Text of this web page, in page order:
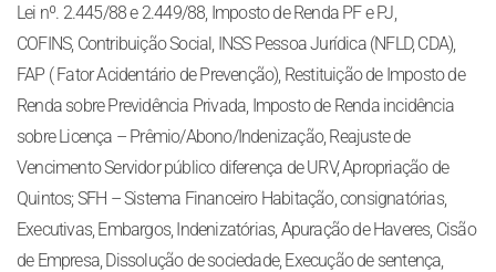
Lei nº. 2.445/88 e 2.449/88, Imposto de Renda PF e PJ,
COFINS, Contribuição Social, INSS Pessoa Jurídica (NFLD, CDA),
FAP ( Fator Acidentário de Prevenção), Restituição de Imposto de
Renda sobre Previdência Privada, Imposto de Renda incidência
sobre Licença – Prêmio/Abono/Indenização, Reajuste de
Vencimento Servidor público diferença de URV, Apropriação de
Quintos; SFH – Sistema Financeiro Habitação, consignatórias,
Executivas, Embargos, Indenizatórias, Apuração de Haveres, Cisão
de Empresa, Dissolução de sociedade, Execução de sentença,